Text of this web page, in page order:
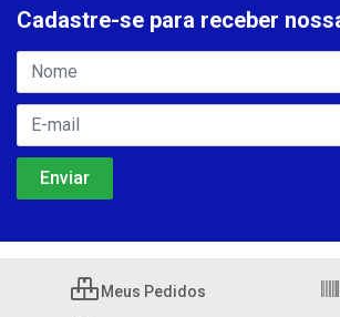
Cadastre-se para receber
Meus Pedidos